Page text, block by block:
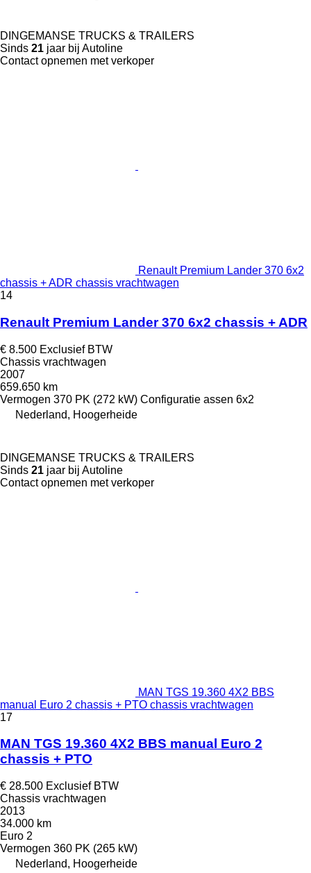
DINGEMANSE TRUCKS & TRAILERS
Sinds 21 jaar bij Autoline
Contact opnemen met verkoper
Renault Premium Lander 370 6x2
chassis + ADR chassis vrachtwagen
14
Renault Premium Lander 370 6x2 chassis + ADR
€ 8.500 Exclusief BTW
Chassis vrachtwagen
2007
659.650 km
Vermogen 370 PK (272 kW) Configuratie assen 6x2
Nederland, Hoogerheide
DINGEMANSE TRUCKS & TRAILERS
Sinds 21 jaar bij Autoline
Contact opnemen met verkoper
MAN TGS 19.360 4X2 BBS
manual Euro 2 chassis + PTO chassis vrachtwagen
17
MAN TGS 19.360 4X2 BBS manual Euro 2
chassis + PTO
€ 28.500 Exclusief BTW
Chassis vrachtwagen
2013
34.000 km
Euro 2
Vermogen 360 PK (265 kW)
Nederland, Hoogerheide